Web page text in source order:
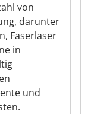
von
darunter
Faserlaser
in
und